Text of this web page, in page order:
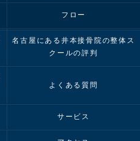
フロー
名古屋にある井本接骨院の整体ス
クールの評判
よくある質問
サービス